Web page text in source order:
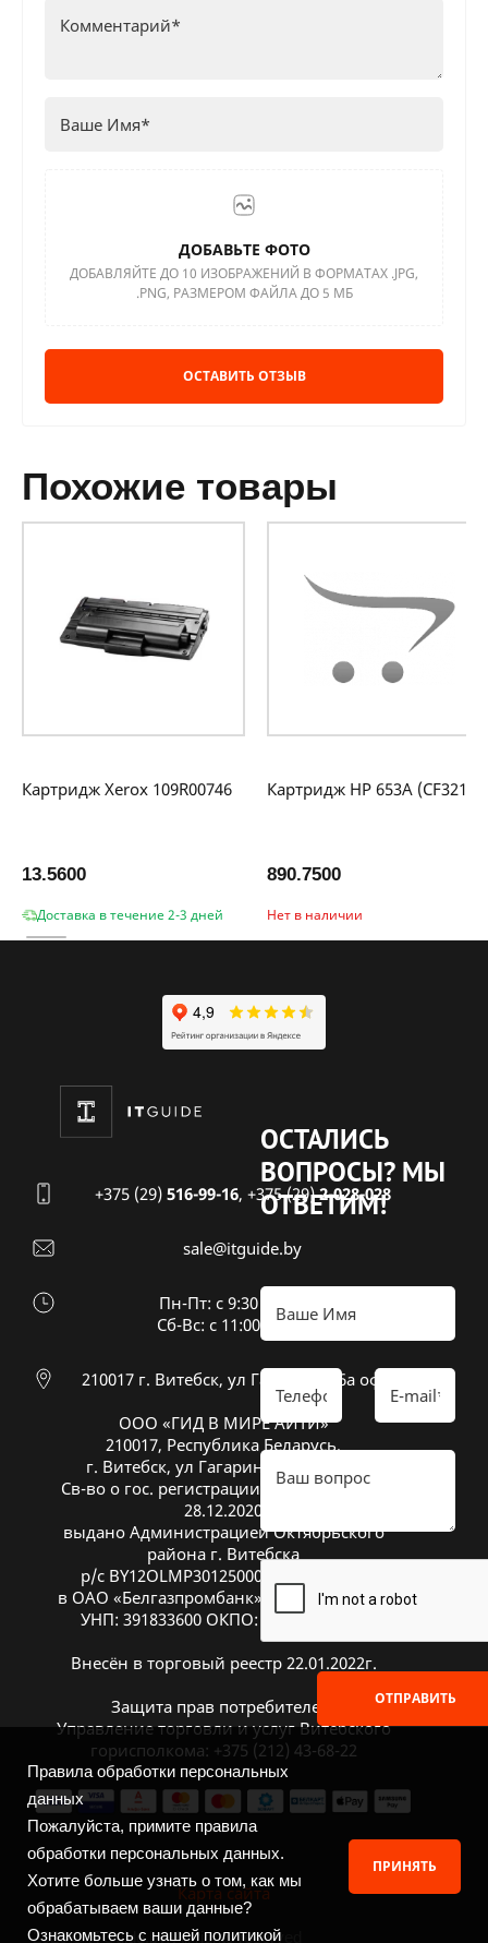
ДОБАВЬТЕ ФОТО
ДОБАВЛЯЙТЕ ДО 10 ИЗОБРАЖЕНИЙ В ФОРМАТАХ .JPG,
.PNG, РАЗМЕРОМ ФАЙЛА ДО 5 МБ
ОСТАВИТЬ ОТЗЫВ
похожие товары
Картридж Xerox 109R00746
13.5600
Доставка в течение 2-3 дней
Картридж HP 653A (CF321A)
890.7500
Нет в наличии
+375 (29) 516-99-16, +375 (29)2-028-028
sale@itguide.by
Пн-Пт: с 9:30 до 18:30
Cб-Вс: с 11:00 до 16:00
210017 г. Витебск, ул Гагарина 26а оф 20
ООО «ГИД В МИРЕ АЙТИ»
210017, Республика Беларусь,
г. Витебск, ул Гагарина 26А, оф. 20
Св-во о гос. регистрации № 391833600 от
28.12.2020
выдано Администрацией Октябрьского
района г. Витебска
р/с BY12OLMP30125000269700000933
в ОАО «Белгазпромбанк», код OLMPBY2X
УНП: 391833600 ОКПО: 504669272000
Внесён в торговый реестр 22.01.2022г.
Защита прав потребителей:
Управление торговли и услуг Витебского
горисполкома: +375 (212) 43-68-22
Карта сайта
ОСТАЛИСЬ
ВОПРОСЫ? МЫ
ОТВЕТИМ!
ОТПРАВИТЬ
2026 © ITGuide.by. All rights reserved
Правила обработки персональных
данных
Пожалуйста, примите правила
обработки персональных данных.
Хотите больше узнать о том, как мы
обрабатываем ваши данные?
Ознакомьтесь с нашей политикой
ПРИНЯТЬ